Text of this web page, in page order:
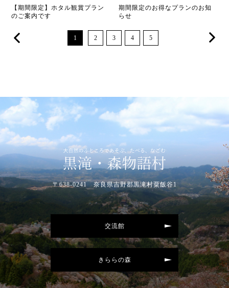
【期間限定】ホタル観賞プラン
のご案内です
期間限定のお得なプランのお知
らせ
1 2 3 4 5
〒638-0241 奈良県吉野郡黒滝村粟飯谷1
交流館
きららの森